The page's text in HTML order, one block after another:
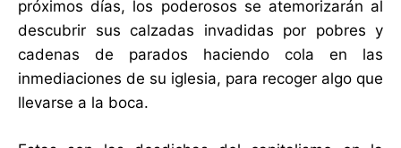
próximos días, los poderosos se atemorizarán al
descubrir sus calzadas invadidas por pobres y
cadenas de parados haciendo cola en las
inmediaciones de su iglesia, para recoger algo que
llevarse a la boca.